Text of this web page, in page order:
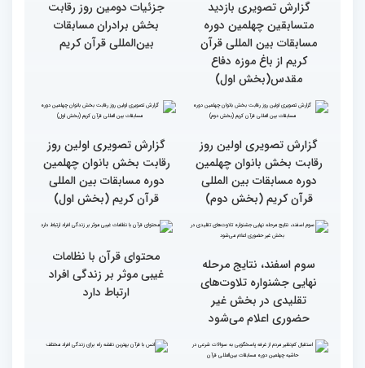
کشی متسابقین بخش
بانوان چهلمین دوره
مسابقات بین المللی قرآن
کریم
متسابقین چهلمین دوره
مسابقات بین المللی قرآن
کریم از باغ موزه دفاع
متسابقین چهلمین دوره
مسابقات بین المللی قرآن
کریم از باغ موزه دفاع
مقدس(بخش اول)
بخش برادران مسابقات
بین‌المللی قرآن کریم
گزارش تصویری اولین روز
رقابت بخش بانوان چهلمین
دوره مسابقات بین المللی
قرآن کریم (بخش دوم)
گزارش تصویری اولین روز
رقابت بخش بانوان چهلمین
دوره مسابقات بین المللی